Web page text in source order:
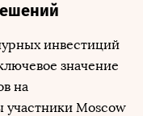
инвестиций
значение
на
Moscow